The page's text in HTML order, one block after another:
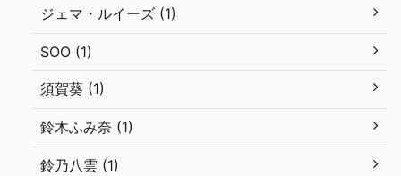
ジェマ・ルイーズ (1)
SOO (1)
須賀葵 (1)
鈴木ふみ奈 (1)
鈴乃八雲 (1)